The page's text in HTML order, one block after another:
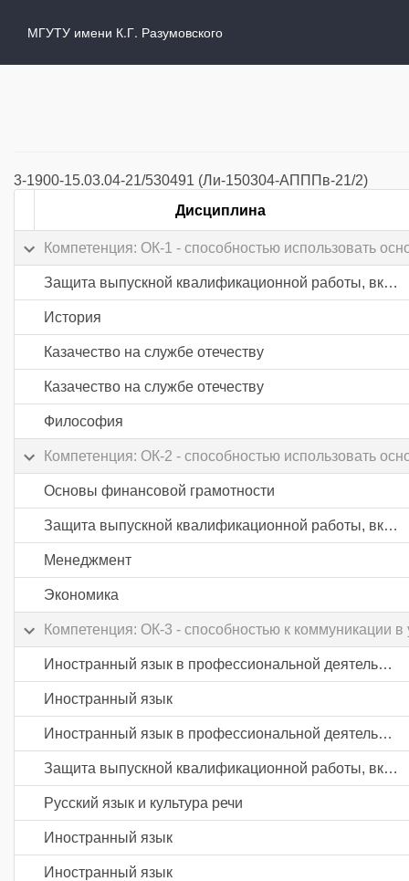
МГУТУ имени К.Г. Разумовского
3-1900-15.03.04-21/530491 (Ли-150304-АПППв-21/2)
Дисциплина
Компетенция: ОК-1 - способностью использовать
Защита выпускной квалификационной работы, включая подготовку к процедуре защиты и процедуру защиты
История
Казачество на службе отечеству
Казачество на службе отечеству
Философия
Компетенция: ОК-2 - способностью использовать
Основы финансовой грамотности
Защита выпускной квалификационной работы, включая подготовку к процедуре защиты и процедуру защиты
Менеджмент
Экономика
Компетенция: ОК-3 - способностью к коммуникации
Иностранный язык в профессиональной деятельности
Иностранный язык
Иностранный язык в профессиональной деятельности
Защита выпускной квалификационной работы, включая подготовку к процедуре защиты и процедуру защиты
Русский язык и культура речи
Иностранный язык
Иностранный язык